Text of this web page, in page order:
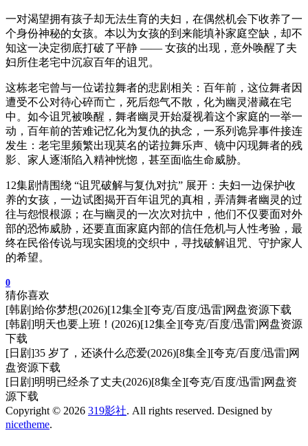
一对渴望拥有孩子却无法生育的夫妇，在偶然机会下收养了一
个身份神秘的女孩。本以为女孩的到来能填补家庭空缺，却不
知这一决定彻底打破了平静 —— 女孩的出现，意外唤醒了夫
妇所住老宅中沉寂百年的诅咒。
这栋老宅曾与一位诺拉舞者的悲剧相关：百年前，这位舞者因
遭受不公对待心碎而亡，死后怨气不散，化为幽灵潜藏在宅
中。如今诅咒被唤醒，舞者幽灵开始凝视着这个家庭的一举一
动，百年前的苦难记忆化为复仇的执念，一系列诡异事件接连
发生：老宅里频繁出现莫名的诺拉舞乐声、镜中闪现舞者的残
影、家人逐渐陷入精神恍惚，甚至面临生命威胁。
12集剧情围绕 “诅咒破解与复仇对抗” 展开：夫妇一边保护收
养的女孩，一边试图揭开百年诅咒的真相，弄清舞者幽灵的过
往与怨恨根源；在与幽灵的一次次对抗中，他们不仅要面对外
部的恐怖威胁，还要直面家庭内部的信任危机与人性考验，最
终在民俗传说与现实困境的交织中，寻找破解诅咒、守护家人
的希望。
0
猜你喜欢
[韩剧]给你梦想(2026)[12集全][夸克/百度/迅雷]网盘资源下载
[韩剧]明天也要上班！(2026)[12集全][夸克/百度/迅雷]网盘资源
下载
[日剧]35 岁了，还谈什么恋爱(2026)[8集全][夸克/百度/迅雷]网
盘资源下载
[日剧]明明已经杀了丈夫(2026)[8集全][夸克/百度/迅雷]网盘资
源下载
Copyright © 2026 319影社. All rights reserved. Designed by
nicetheme.